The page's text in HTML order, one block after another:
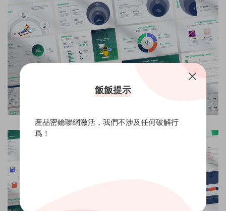
飯飯提示
産品密鑰聯網激活，我們不涉及任何破解行
爲！